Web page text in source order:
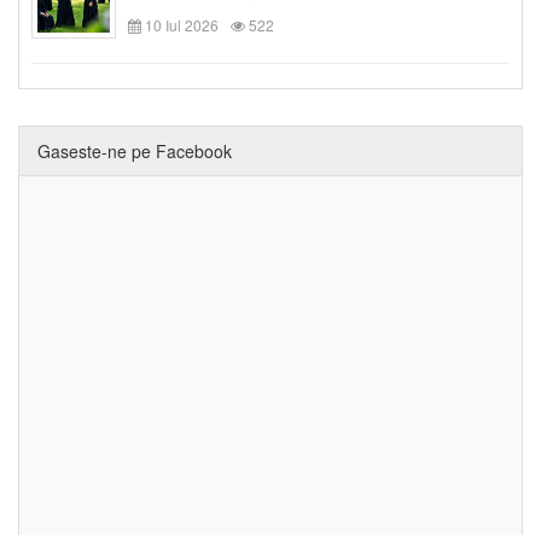
10 Iul 2026
522
Gaseste-ne pe Facebook